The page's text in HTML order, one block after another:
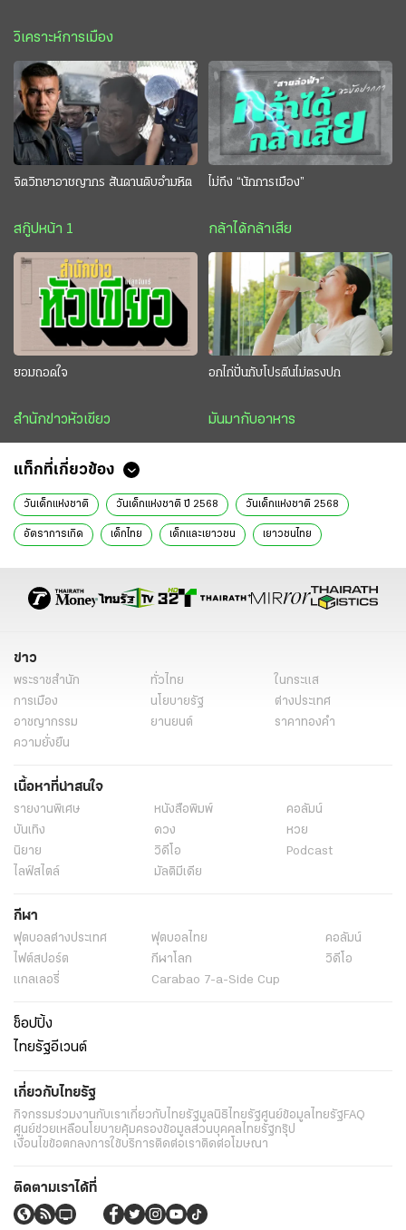
วิเคราะห์การเมือง
จิตวิทยาอาชญากร สันดานดิบอำมหิต
สกู๊ปหน้า 1
ไม่ถึง “นักการเมือง”
กล้าได้กล้าเสีย
ยอมถอดใจ
สำนักข่าวหัวเขียว
อกไก่ปั่นกับโปรตีนไม่ตรงปก
มันมากับอาหาร
แท็กที่เกี่ยวข้อง
วันเด็กแห่งชาติ วันเด็กแห่งชาติ ปี 2568 วันเด็กแห่งชาติ 2568
อัตราการเกิด เด็กไทย เด็กและเยาวชน เยาวชนไทย
คาบลูกคาบดอก
ข่าว
พระราชสำนัก ทั่วไทย
ในกระแส
การเมือง
นโยบายรัฐ
ต่างประเทศ
อาชญากรรม
ยานยนต์
ราคาทองคำ
ความยั่งยืน
เนื้อหาที่น่าสนใจ
รายงานพิเศษ หนังสือพิมพ์
คอลัมน์
บันเทิง
ดวง
หวย
นิยาย
วิดีโอ
Podcast
ไลฟ์สไตล์
มัลติมีเดีย
กีฬา
ฟุตบอลต่่างประเทศ ฟุตบอลไทย
คอลัมน์
ไฟต์สปอร์ต
กีฬาโลก
วิดีโอ
แกลเลอรี่
Carabao 7-a-Side Cup
ช็อปปิ้ง
ไทยรัฐอีเวนต์
เกี่ยวกับไทยรัฐ
กิจกรรมร่วมงานกับเราเกี่ยวกับไทยรัฐมูลนิธิไทยรัฐศูนย์ข้อมูลไทยรัฐFAQ
ศูนย์ช่วยเหลือนโยบายคุ้มครองข้อมูลส่วนบุคคลไทยรัฐกรุ๊ป
เงื่อนไขข้อตกลงการใช้บริการติดต่อเราติดต่อโฆษณา
ติดตามเราได้ที่